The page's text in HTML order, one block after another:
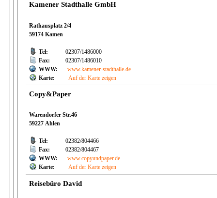
Kamener Stadthalle GmbH
Rathausplatz 2/4
59174 Kamen
Tel:
02307/1486000
Fax:
02307/1486010
WWW:
www.kamener-stadthalle.de
Karte:
Auf der Karte zeigen
Copy&Paper
Warendorfer Str.46
59227 Ahlen
Tel:
02382/804466
Fax:
02382/804467
WWW:
www.copyundpaper.de
Karte:
Auf der Karte zeigen
Reisebüro David